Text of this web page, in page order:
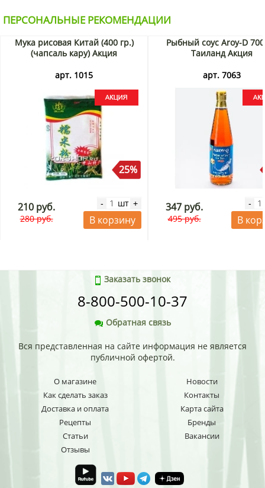
ПЕРСОНАЛЬНЫЕ РЕКОМЕНДАЦИИ
Мука рисовая Китай (400 гр.)
(чапсаль кару) Акция
арт. 1015
25%
210 руб.
280 руб.
- шт +
В корзину
Рыбный соус Aroy-D
Таиланд Акция
арт. 7063
347 руб.
495 руб.
-
В
Заказать звонок
8-800-500-10-37
Обратная связь
Вся представленная на сайте информация не является
публичной офертой.
О магазине
Как сделать заказ
Доставка и оплата
Рецепты
Статьи
Отзывы
Новости
Контакты
Карта сайта
Бренды
Вакансии